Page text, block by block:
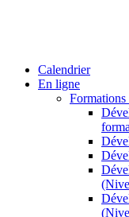
Calendrier
En ligne
Formations